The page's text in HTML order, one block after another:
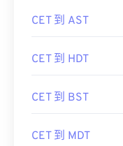
CET 到 AST
CET 到 HDT
CET 到 BST
CET 到 MDT